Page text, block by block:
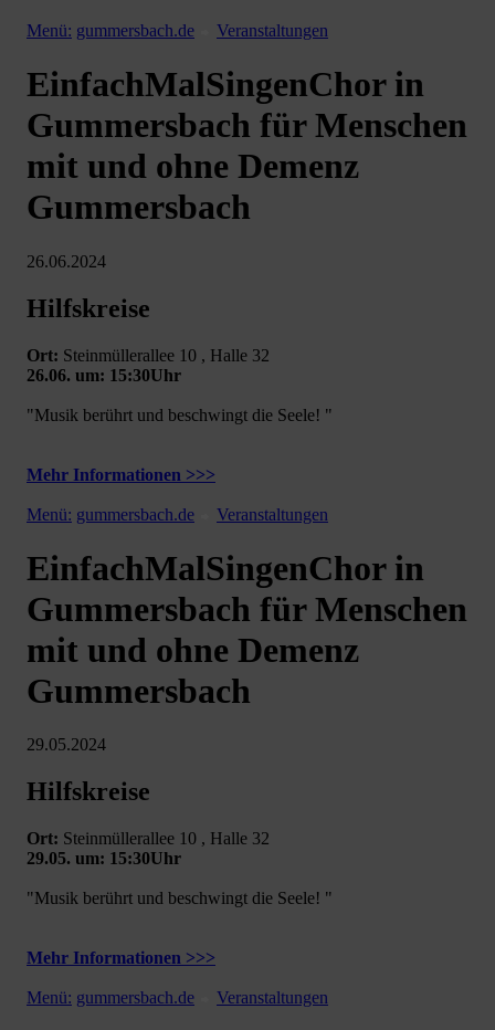
Menü: gummersbach.de Veranstaltungen
EinfachMalSingenChor in
Gummersbach für Menschen
mit und ohne Demenz
Gummersbach
26.06.2024
Hilfskreise
Ort: Steinmüllerallee 10 , Halle 32
26.06. um: 15:30Uhr
"Musik berührt und beschwingt die Seele! "
Mehr Informationen >>>
Menü: gummersbach.de Veranstaltungen
EinfachMalSingenChor in
Gummersbach für Menschen
mit und ohne Demenz
Gummersbach
29.05.2024
Hilfskreise
Ort: Steinmüllerallee 10 , Halle 32
29.05. um: 15:30Uhr
"Musik berührt und beschwingt die Seele! "
Mehr Informationen >>>
Menü: gummersbach.de Veranstaltungen